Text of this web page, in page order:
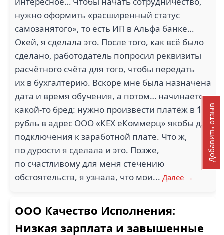
нужно оформить «расширенный статус
самозанятого», то есть ИП в Альфа банке…
Окей, я сделала это. После того, как всё было
сделано, работодатель попросил реквизиты
расчётного счёта для того, чтобы передать
их в бухгалтерию. Вскоре мне была назначена
дата и время обучения, а потом… начинается
какой-то бред: нужно произвести платёж в 1
рубль в адрес ООО «КЕХ еКоммерц» якобы для
подключения к заработной плате. Что ж,
по дурости я сделала и это. Позже,
по счастливому для меня стечению
обстоятельств, я узнала, что мои... Далее →
ООО Качество Исполнения:
Низкая зарплата и завышенные
Добавить отзыв